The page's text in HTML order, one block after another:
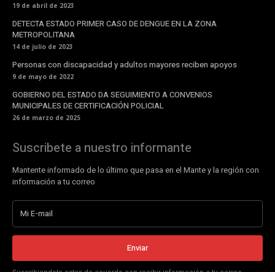
19 de abril de 2023
DETECTA ESTADO PRIMER CASO DE DENGUE EN LA ZONA
METROPOLITANA
14 de julio de 2023
Personas con discapacidad y adultos mayores reciben apoyos
9 de mayo de 2022
GOBIERNO DEL ESTADO DA SEGUIMIENTO A CONVENIOS
MUNICIPALES DE CERTIFICACIÓN POLICIAL
26 de marzo de 2025
Suscribete a nuestro informante
Mantente informado de lo último que pasa en el Mante y la región con
información a tu correo
Enviar